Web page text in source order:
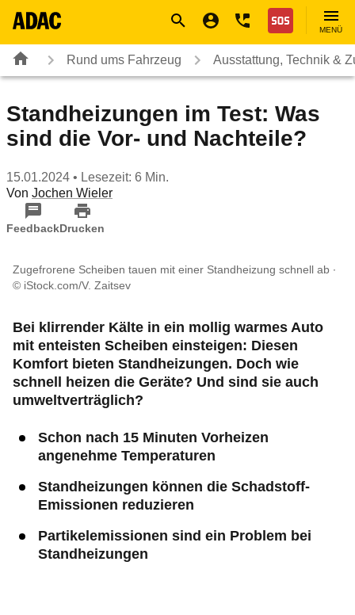
Nothilfe
MENÜ
Rund ums Fahrzeug Ausstattung, Technik &
Standheizungen im Test: Was
sind die Vor- und Nachteile?
15.01.2024 • Lesezeit: 6 Min.
Von Jochen Wieler
FeedbackDrucken
Zugefrorene Scheiben tauen mit einer Standheizung schnell ab
© iStock.com/V. Zaitsev
Bei klirrender Kälte in ein mollig warmes Auto
mit enteisten Scheiben einsteigen: Diesen
Komfort bieten Standheizungen. Doch wie
schnell heizen die Geräte? Und sind sie auch
umweltverträglich?
Schon nach 15 Minuten Vorheizen
angenehme Temperaturen
Standheizungen können die Schadstoff-
Emissionen reduzieren
Partikelemissionen sind ein Problem bei
Standheizungen